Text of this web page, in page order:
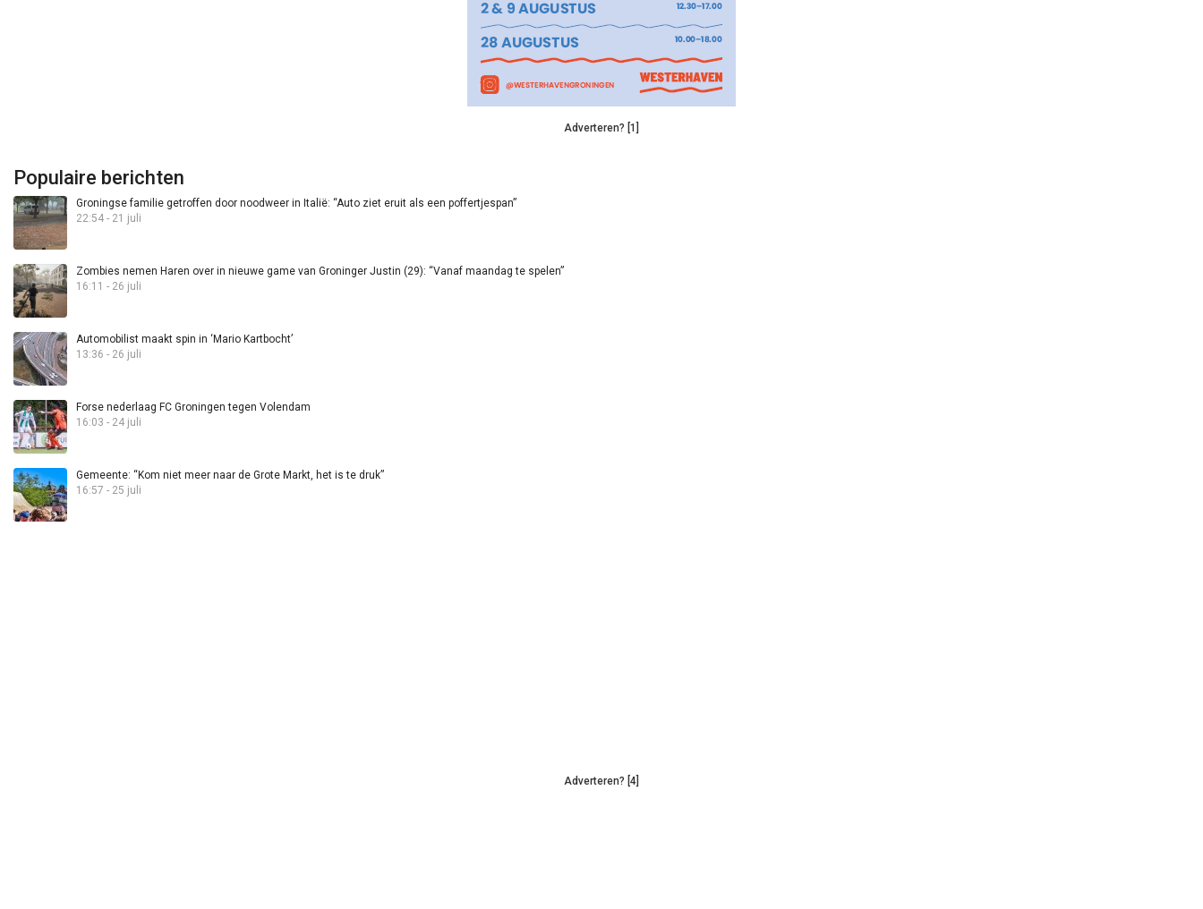
Adverteren? [1]
Populaire berichten
Groningse familie getroffen door noodweer in Italië: “Auto ziet eruit als een poffertjespan”
22:54 - 21 juli
Zombies nemen Haren over in nieuwe game van Groninger Justin (29): “Vanaf maandag te spelen”
16:11 - 26 juli
Automobilist maakt spin in ‘Mario Kartbocht’
13:36 - 26 juli
Forse nederlaag FC Groningen tegen Volendam
16:03 - 24 juli
Gemeente: “Kom niet meer naar de Grote Markt, het is te druk”
16:57 - 25 juli
Adverteren? [4]